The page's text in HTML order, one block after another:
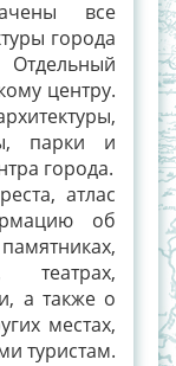
все
города
центру.
парки и
города.
атлас
об
театрах,
а также о
местах,
туристам.